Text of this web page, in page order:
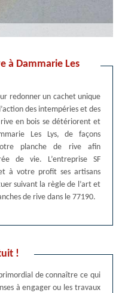
à Dammarie Les
redonner un cachet unique
des intempéries et des
en bois se détériorent et
Les Lys, de façons
planche de rive afin
de vie. L’entreprise SF
à votre profit ses artisans
suivant la règle de l’art et
de rive dans le 77190.
!
de connaître ce qui
à engager ou les travaux